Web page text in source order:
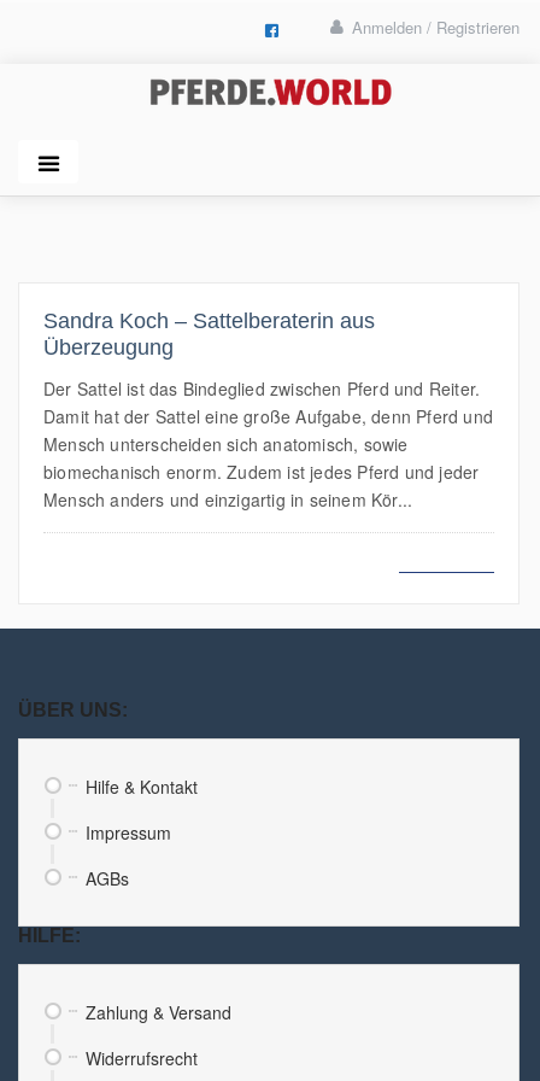
Anmelden / Registrieren
Sandra Koch – Sattelberaterin aus
Überzeugung
Der Sattel ist das Bindeglied zwischen Pferd und Reiter.
Damit hat der Sattel eine große Aufgabe, denn Pferd und
Mensch unterscheiden sich anatomisch, sowie
biomechanisch enorm. Zudem ist jedes Pferd und jeder
Mensch anders und einzigartig in seinem Kör...
ÜBER UNS:
Hilfe & Kontakt
Impressum
AGBs
HILFE:
Zahlung & Versand
Widerrufsrecht